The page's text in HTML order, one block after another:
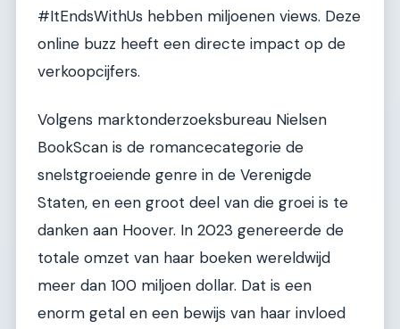
#ItEndsWithUs hebben miljoenen views. Deze
online buzz heeft een directe impact op de
verkoopcijfers.
Volgens marktonderzoeksbureau Nielsen
BookScan is de romancecategorie de
snelstgroeiende genre in de Verenigde
Staten, en een groot deel van die groei is te
danken aan Hoover. In 2023 genereerde de
totale omzet van haar boeken wereldwijd
meer dan 100 miljoen dollar. Dat is een
enorm getal en een bewijs van haar invloed